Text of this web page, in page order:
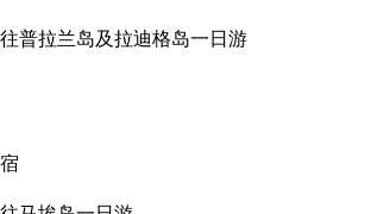
普拉兰岛及拉迪格岛一日游